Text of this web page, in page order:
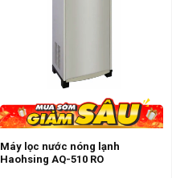
Máy lọc nước nóng lạnh
Haohsing AQ-510 RO